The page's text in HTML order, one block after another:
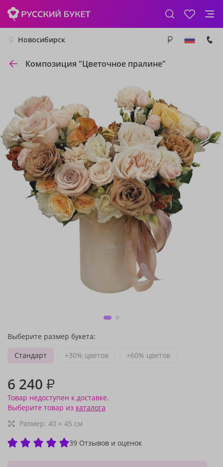
Новосибирск
Композиция "Цветочное пралине"
Выберите размер букета:
Стандарт
+30% цветов +60% цветов
6 240 ₽
Товар недоступен к доставке.
Выберите товар из каталога
Размер: 40 × 45 см
39 Отзывов и оценок